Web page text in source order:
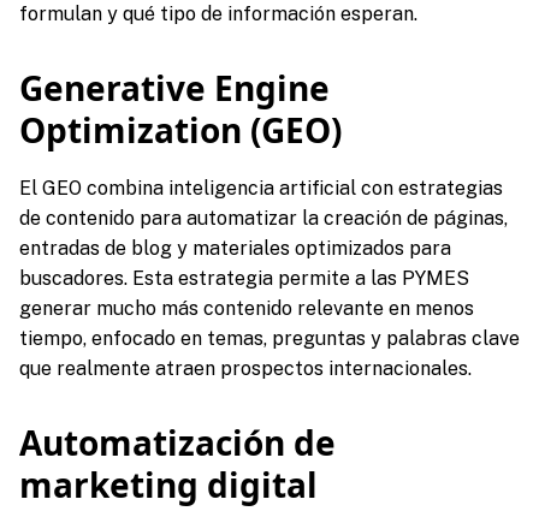
formulan y qué tipo de información esperan.
Generative Engine
Optimization (GEO)
El GEO combina inteligencia artificial con estrategias
de contenido para automatizar la creación de páginas,
entradas de blog y materiales optimizados para
buscadores. Esta estrategia permite a las PYMES
generar mucho más contenido relevante en menos
tiempo, enfocado en temas, preguntas y palabras clave
que realmente atraen prospectos internacionales.
Automatización de
marketing digital